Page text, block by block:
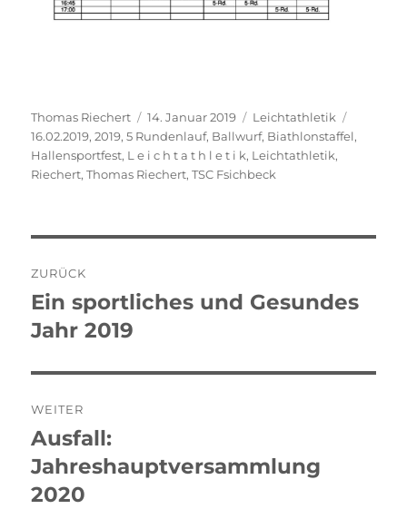
Autor
Thomas Riechert
Veröffentlicht
am
14. Januar 2019 Kategorien
Leichtathletik
16.02.2019,2019,5 Rundenlauf, Ballwurf, Biathlonstaffel,
Hallensportfest, L e i c h t a t h l e t i k, Leichtathletik,
Riechert,Thomas Riechert,TSC Fsichbeck
ZURÜCK
Vorheriger
Beitrag:
Ein sportliches und Gesundes
Jahr 2019
WEITER
Nächster
Beitrag:
Ausfall:
Jahreshauptversammlung
2020